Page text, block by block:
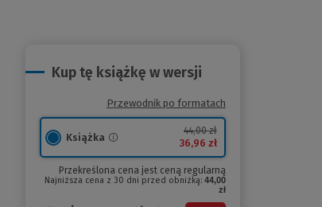
Kup tę książkę w wersji
Przewodnik po formatach
Książka
44,00 zł
36,96 zł
Przekreślona cena jest ceną regularną
Najniższa cena z 30 dni przed obniżką: 44,00
zł